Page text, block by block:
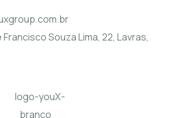
Souza Lima, 22, Lavras,